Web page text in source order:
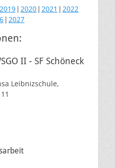
2019 2020 2021
2022
2027
II - SF Schöneck
Leibnizschule,